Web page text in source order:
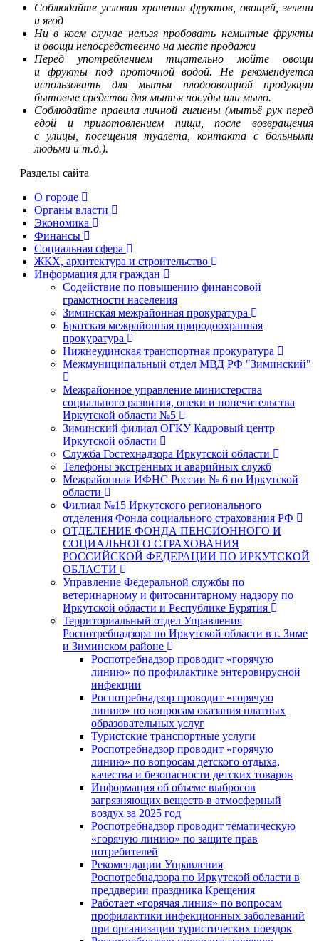
Соблюдайте условия хранения фруктов, овощей, зелени
и ягод
Ни в коем случае нельзя пробовать немытые фрукты
и овощи непосредственно на месте продажи
Перед употреблением тщательно мойте овощи
и фрукты под проточной водой. Не рекомендуется
использовать для мытья плодоовощной продукции
бытовые средства для мытья посуды или мыло.
Соблюдайте правила личной гигиены (мытьё рук перед
едой и приготовлением пищи, после возвращения
с улицы, посещения туалета, контакта с больными
людьми и т.д.).
Разделы сайта
О городе
Органы власти
Экономика
Финансы
Социальная сфера
ЖКХ, архитектура и строительство
Информация для граждан
Содействие по повышению финансовой
грамотности населения
Зиминская межрайонная прокуратура
Братская межрайонная природоохранная
прокуратура
Нижнеудинская транспортная прокуратура
Межмуниципальный отдел МВД РФ "Зиминский"
Межрайонное управление министерства
социального развития, опеки и попечительства
Иркутской области №5
Зиминский филиал ОГКУ Кадровый центр
Иркутской области
Служба Гостехнадзора Иркутской области
Телефоны экстренных и аварийных служб
Межрайонная ИФНС России № 6 по Иркутской
области
Филиал №15 Иркутского регионального
отделения Фонда социального страхования РФ
ОТДЕЛЕНИЕ ФОНДА ПЕНСИОННОГО И
СОЦИАЛЬНОГО СТРАХОВАНИЯ
РОССИЙСКОЙ ФЕДЕРАЦИИ ПО ИРКУТСКОЙ
ОБЛАСТИ
Управление Федеральной службы по
ветеринарному и фитосанитарному надзору по
Иркутской области и Республике Бурятия
Территориальный отдел Управления
Роспотребнадзора по Иркутской области в г. Зиме
и Зиминском районе
Роспотребнадзор проводит «горячую
линию» по профилактике энтеровирусной
инфекции
Роспотребнадзор проводит «горячую
линию» по вопросам оказания платных
образовательных услуг
Туристские транспортные услуги
Роспотребнадзор проводит «горячую
линию» по вопросам детского отдыха,
качества и безопасности детских товаров
Информация об объеме выбросов
загрязняющих веществ в атмосферный
воздух за 2025 год
Роспотребнадзор проводит тематическую
«горячую линию» по защите прав
потребителей
Рекомендации Управления
Роспотребнадзора по Иркутской области в
преддверии праздника Крещения
Работает «горячая линия» по вопросам
профилактики инфекционных заболеваний
при организации туристических поездок